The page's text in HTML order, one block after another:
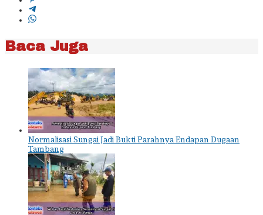
Baca Juga
Normalisasi Sungai Jadi Bukti Parahnya Endapan Dugaan
Tambang